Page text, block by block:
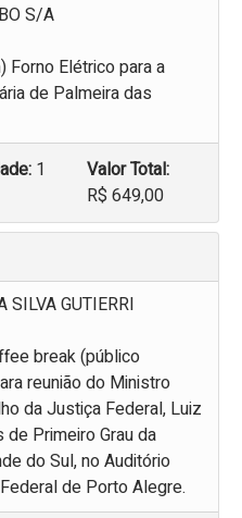
S/A
Forno Elétrico para a
de Palmeira das
1
Valor Total:
R$ 649,00
SILVA GUTIERRI
break (público
reunião do Ministro
da Justiça Federal, Luiz
Primeiro Grau da
do Sul, no Auditório
de Porto Alegre.